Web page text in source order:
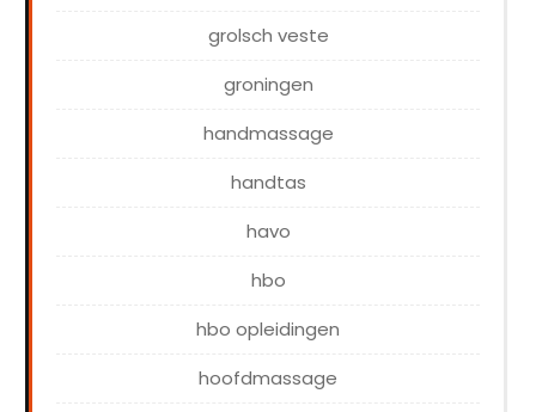
grolsch veste
groningen
handmassage
handtas
havo
hbo
hbo opleidingen
hoofdmassage